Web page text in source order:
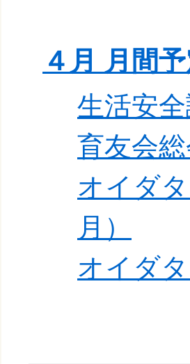
４月 月間
生活安
育友会
オイダ
月）
オイダ